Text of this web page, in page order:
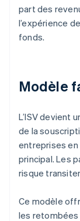
part des
l’expérience
fonds.
Modèle
L’ISV devient
de la
entreprises
principal. Les
risque
Ce modèle
les